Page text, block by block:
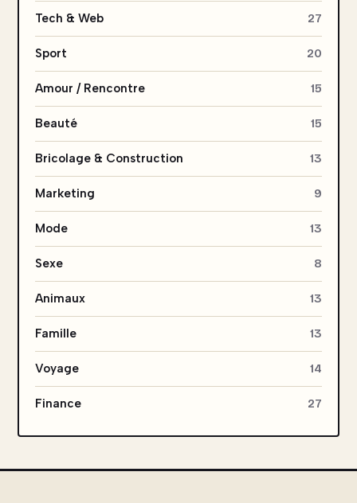
Tech & Web 27
Sport 20
Amour / Rencontre 15
Beauté 15
Bricolage & Construction 13
Marketing 9
Mode 13
Sexe 8
Animaux 13
Famille 13
Voyage 14
Finance 27